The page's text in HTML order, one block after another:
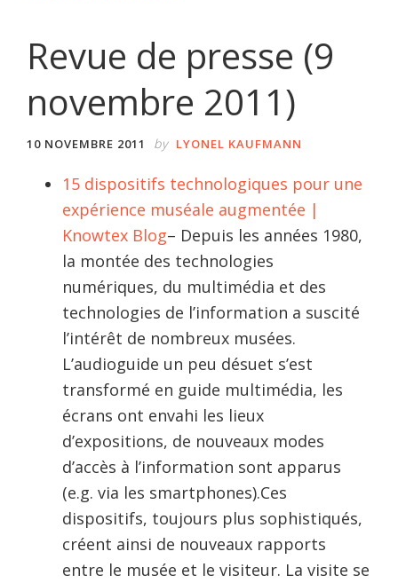
Revue de presse (9
novembre 2011)
10 NOVEMBRE 2011 by LYONEL KAUFMANN
15 dispositifs technologiques pour une
expérience muséale augmentée |
Knowtex Blog– Depuis les années 1980,
la montée des technologies
numériques, du multimédia et des
technologies de l’information a suscité
l’intérêt de nombreux musées.
L’audioguide un peu désuet s’est
transformé en guide multimédia, les
écrans ont envahi les lieux
d’expositions, de nouveaux modes
d’accès à l’information sont apparus
(e.g. via les smartphones).Ces
dispositifs, toujours plus sophistiqués,
créent ainsi de nouveaux rapports
entre le musée et le visiteur. La visite se